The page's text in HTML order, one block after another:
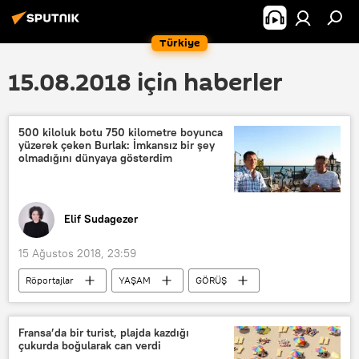
Türkiye
15.08.2018 için haberler
500 kiloluk botu 750 kilometre boyunca
yüzerek çeken Burlak: İmkansız bir şey
olmadığını dünyaya gösterdim
Elif Sudagezer
15 Ağustos 2018, 23:59
Röportajlar YAŞAM
GÖRÜŞ
DÜNYA
Türkiye
SPOR
Haberler
Rusya
TÜRKİYE
İstanbul
Kırım
Fransa’da bir turist, plajda kazdığı
çukurda boğularak can verdi